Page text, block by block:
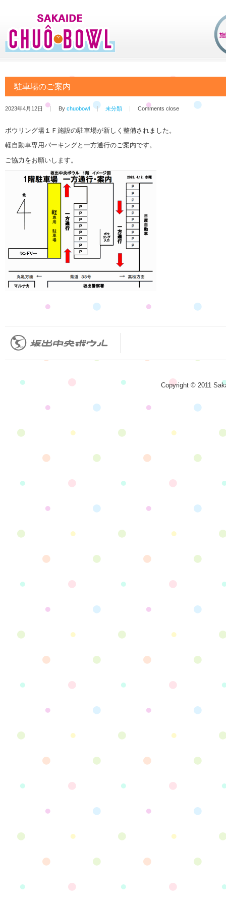
駐車場のご案内
2023年4月12日 By chuobowl 未分類 Comments close
ボウリング場１Ｆ施設の駐車場が新しく整備されました。
軽自動車専用パーキングと一方通行のご案内です。
ご協力をお願いします。
Copyright © 2011